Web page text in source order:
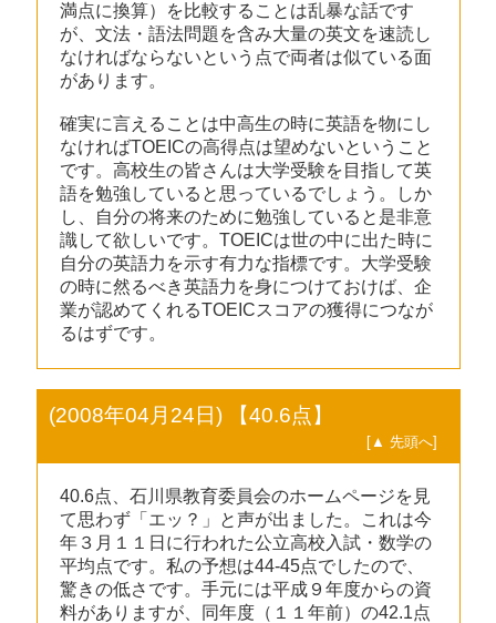
満点に換算）を比較することは乱暴な話です
が、文法・語法問題を含み大量の英文を速読し
なければならないという点で両者は似ている面
があります。
確実に言えることは中高生の時に英語を物にし
なければTOEICの高得点は望めないということ
です。高校生の皆さんは大学受験を目指して英
語を勉強していると思っているでしょう。しか
し、自分の将来のために勉強していると是非意
識して欲しいです。TOEICは世の中に出た時に
自分の英語力を示す有力な指標です。大学受験
の時に然るべき英語力を身につけておけば、企
業が認めてくれるTOEICスコアの獲得につなが
るはずです。
(2008年04月24日) 【40.6点】
[▲ 先頭へ]
40.6点、石川県教育委員会のホームページを見
て思わず「エッ？」と声が出ました。これは今
年３月１１日に行われた公立高校入試・数学の
平均点です。私の予想は44-45点でしたので、
驚きの低さです。手元には平成９年度からの資
料がありますが、同年度（１１年前）の42.1点